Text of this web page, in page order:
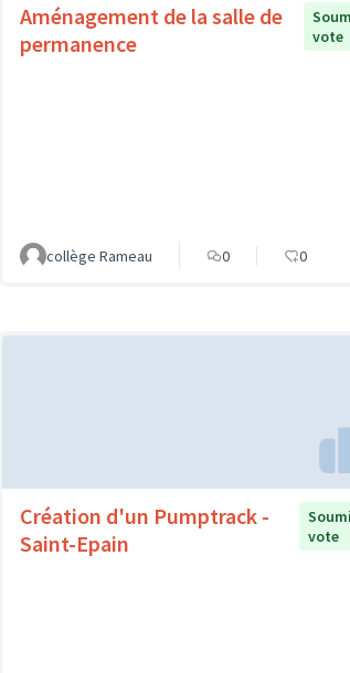
Aménagement de la salle de
permanence
vote
collège Rameau 0 0
Création d'un Pumptrack -
Saint-Epain
vote